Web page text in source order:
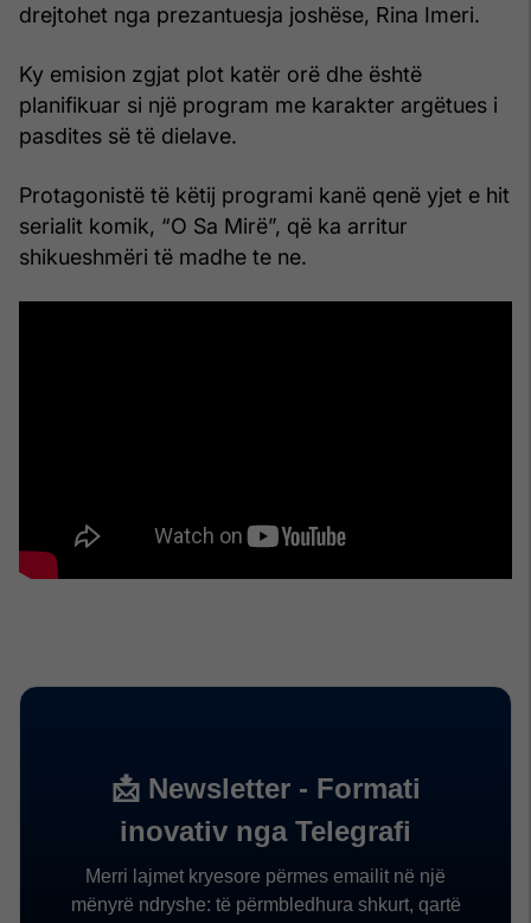
drejtohet nga prezantuesja joshëse, Rina Imeri.
Ky emision zgjat plot katër orë dhe është
planifikuar si një program me karakter argëtues i
pasdites së të dielave.
Protagonistë të këtij programi kanë qenë yjet e hit
serialit komik, “O Sa Mirë”, që ka arritur
shikueshmëri të madhe te ne.